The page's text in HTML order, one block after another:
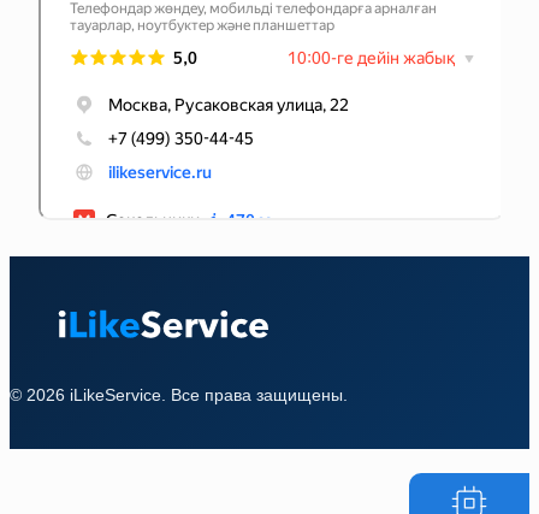
© 2026 iLikeService. Все права защищены.